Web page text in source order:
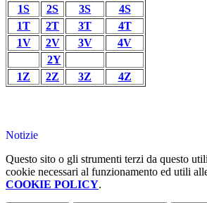
1S
2S 3S
4S
1T
2T 3T
4T
1V
2V 3V
4V
2Y
1Z
2Z 3Z 4Z
Notizie
Questo sito o gli strumenti terzi da questo
cookie necessari al funzionamento ed utili
COOKIE POLICY.